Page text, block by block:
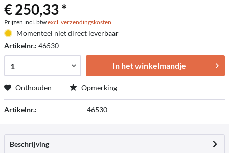
€ 250,33 *
Prijzen incl. btwexcl. verzendingskosten
Momenteel niet direct leverbaar
Artikelnr.: 46530
In het winkelmandje
Onthouden Opmerking
Artikelnr.: 46530
Beschrijving